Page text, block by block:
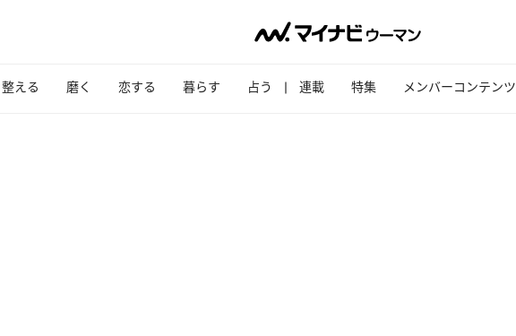
整える 磨く 恋する 暮らす 占う 連載 特集 メンバーコンテンツ